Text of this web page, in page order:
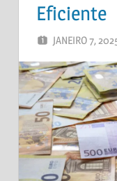
Eficiente
JANEIRO 7,